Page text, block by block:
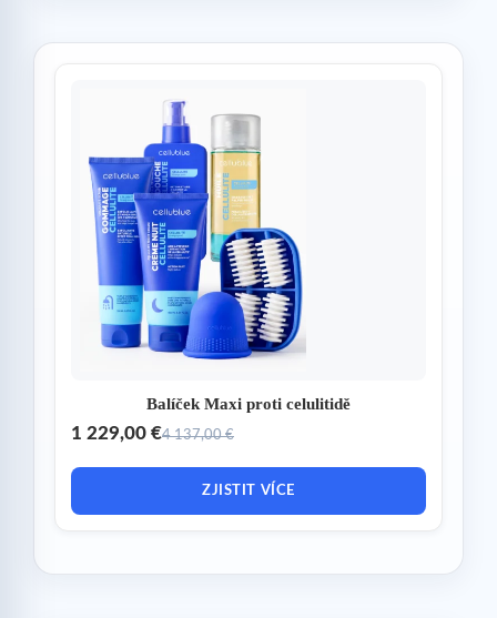
Balíček Maxi proti celulitidě
1 229,00 €4 137,00 €
ZJISTIT VÍCE